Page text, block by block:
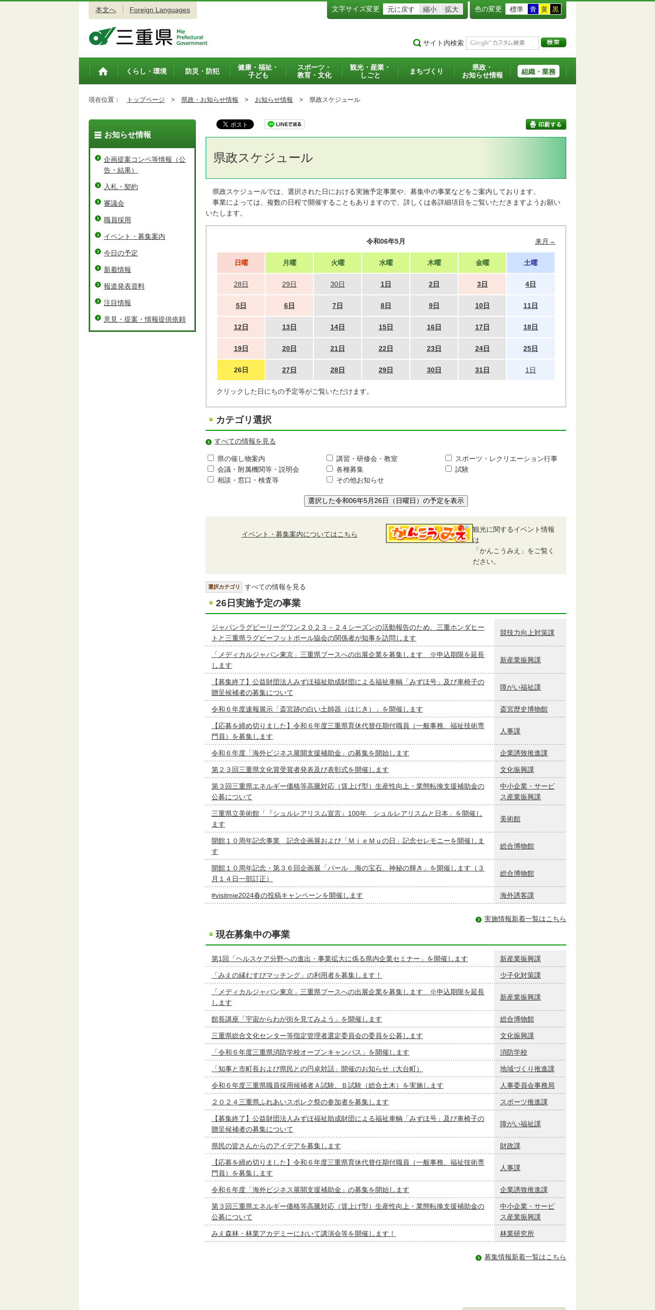
本文へ Foreign Languages 文字サイズ変更 元に戻す 縮小 拡大 色の変更 標準 青 黄 黒
サイト内検索
トップペ
くらし・環境 防災・防犯
健康・福祉・
子ども
スポーツ・
教育・文化
観光・産業・
しごと
まちづくり
県政・
お知らせ情報
組織・業務
現在位置： トップページ > 県政・お知らせ情報 > お知らせ情報 > 県政スケジュール
県政スケジュール
県政スケジュールでは、選択された日における実施予定事業や、募集中の事業などをご案内しております。
事業によっては、複数の日程で開催することもありますので、詳しくは各詳細項目をご覧いただきますようお願い
いたします。
令和06年5月 来月→
日曜 月曜 火曜 水曜 木曜 金曜 土曜
28日 29日 30日 1日 2日 3日 4日
5日 6日 7日 8日 9日 10日 11日
12日 13日 14日 15日 16日 17日 18日
19日 20日 21日 22日 23日 24日 25日
26日 27日 28日 29日 30日 31日 1日
クリックした日にちの予定等がご覧いただけます。
カテゴリ選択
すべての情報を見る
県の催し物案内 講習・研修会・教室
スポーツ・レクリエーション行事
会議・附属機関等・説明会
各種募集
試験
相談・窓口・検査等
その他お知らせ
選択した令和06年5月26日（日曜日）の予定を表示
イベント・募集案内についてはこちら
観光に関するイベント情報
は
「かんこうみえ」をご覧く
ださい。
選択カテゴリ すべての情報を見る
26日実施予定の事業
ジャパンラグビーリーグワン２０２３－２４シーズンの活動報告のため、三重ホンダヒー
トと三重県ラグビーフットボール協会の関係者が知事を訪問します
競技力向上対策課
「メディカルジャパン東京」三重県ブースへの出展企業を募集します ※申込期限を延長
します
新産業振興課
【募集終了】公益財団法人みずほ福祉助成財団による福祉車輌「みずほ号」及び車椅子の
贈呈候補者の募集について
障がい福祉課
令和６年度速報展示「斎宮跡の白い土師器（はじき）」を開催します 斎宮歴史博物館
【応募を締め切りました】令和６年度三重県育休代替任期付職員（一般事務、福祉技術専
門員）を募集します
人事課
令和６年度「海外ビジネス展開支援補助金」の募集を開始します 企業誘致推進課
第２３回三重県文化賞受賞者発表及び表彰式を開催します 文化振興課
第３回三重県エネルギー価格等高騰対応（賃上げ型）生産性向上・業態転換支援補助金の
公募について
中小企業・サービ
ス産業振興課
三重県立美術館「『シュルレアリスム宣言』100年 シュルレアリスムと日本」を開催し
ます
美術館
開館１０周年記念事業 記念企画展および「ＭｉｅＭｕの日」記念セレモニーを開催しま
す
総合博物館
開館１０周年記念・第３６回企画展「パール 海の宝石、神秘の輝き」を開催します（３
月１４日一部訂正）
総合博物館
#visitmie2024春の投稿キャンペーンを開催します 海外誘客課
実施情報新着一覧はこちら
現在募集中の事業
第1回「ヘルスケア分野への進出・事業拡大に係る県内企業セミナー」を開催します 新産業振興課
「みえの縁むすびマッチング」の利用者を募集します！ 少子化対策課
「メディカルジャパン東京」三重県ブースへの出展企業を募集します ※申込期限を延長
します
新産業振興課
館長講座「宇宙からわが街を見てみよう」を開催します 総合博物館
三重県総合文化センター等指定管理者選定委員会の委員を公募します 文化振興課
「令和６年度三重県消防学校オープンキャンパス」を開催します 消防学校
「知事と市町長および県民との円卓対話」開催のお知らせ（大台町） 地域づくり推進課
令和６年度三重県職員採用候補者Ａ試験、Ｂ試験（総合土木）を実施します 人事委員会事務局
２０２４三重県ふれあいスポレク祭の参加者を募集します スポーツ推進課
【募集終了】公益財団法人みずほ福祉助成財団による福祉車輌「みずほ号」及び車椅子の
贈呈候補者の募集について
障がい福祉課
県民の皆さんからのアイデアを募集します 財政課
【応募を締め切りました】令和６年度三重県育休代替任期付職員（一般事務、福祉技術専
門員）を募集します
人事課
令和６年度「海外ビジネス展開支援補助金」の募集を開始します 企業誘致推進課
第３回三重県エネルギー価格等高騰対応（賃上げ型）生産性向上・業態転換支援補助金の
公募について
中小企業・サービ
ス産業振興課
みえ森林・林業アカデミーにおいて講演会等を開催します！ 林業研究所
募集情報新着一覧はこちら
お知らせ情報
企画提案コンペ等情報（公
告・結果）
入札・契約
審議会
職員採用
イベント・募集案内
今日の予定
新着情報
報道発表資料
注目情報
意見・提案・情報提供依頼